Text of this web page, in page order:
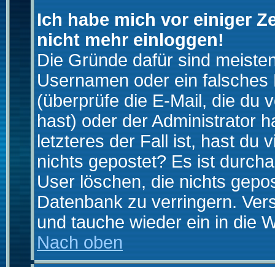
Ich habe mich vor einiger
nicht mehr einloggen!
Die Gründe dafür sind
Usernamen oder ein
(überprüfe die E-Mail, die du
hast) oder der Administrator
letzteres der Fall ist, hast du
nichts gepostet? Es ist
User löschen, die nichts
Datenbank zu verringern.
und tauche wieder ein in die
Nach oben